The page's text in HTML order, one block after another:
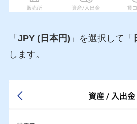
「 JPY (日本円) 」を選択して「
します。